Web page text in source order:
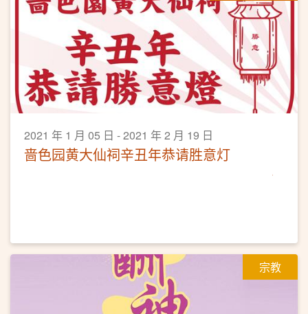
2021 年 1 月 05 日 - 2021 年 2 月 19 日
啬色园黄大仙祠辛丑年恭请胜意灯
宗教